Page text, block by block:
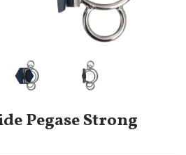
Pegase Strong